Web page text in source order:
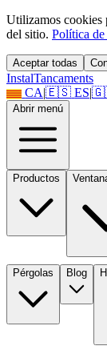
Utilizamos cookies
del sitio. Política
Aceptar todas
InstalTancaments
CA|🇪🇸 ES|
Abrir menú
Productos
Pérgolas Blog